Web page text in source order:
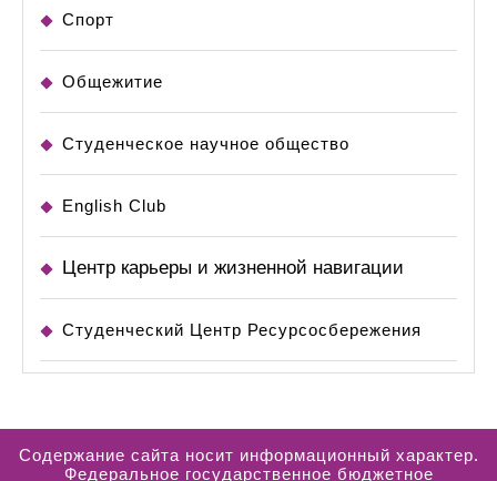
Спорт
Общежитие
Студенческое научное общество
English Club
Центр карьеры и жизненной навигации
Студенческий Центр Ресурсосбережения
Содержание сайта носит информационный характер.
Федеральное государственное бюджетное